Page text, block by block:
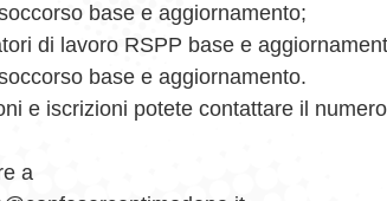
base e aggiornamento;
di lavoro RSPP base e
base e aggiornamento.
e iscrizioni potete contattare il
a